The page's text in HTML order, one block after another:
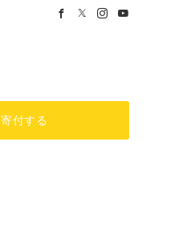
寄付する